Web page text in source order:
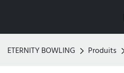
ETERNITY BOWLING Produits